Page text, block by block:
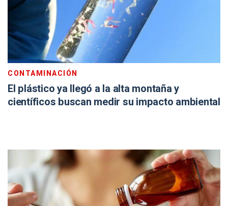
CONTAMINACIÓN
El plástico ya llegó a la alta montaña y
científicos buscan medir su impacto ambiental